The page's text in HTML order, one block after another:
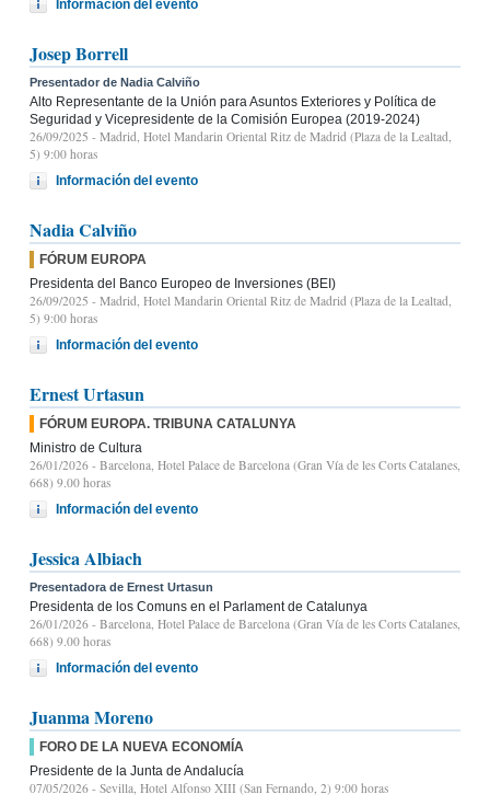
Información del evento
Josep Borrell
Presentador de Nadia Calviño
Alto Representante de la Unión para Asuntos Exteriores y Política de
Seguridad y Vicepresidente de la Comisión Europea (2019-2024)
26/09/2025 - Madrid, Hotel Mandarin Oriental Ritz de Madrid (Plaza de la Lealtad,
5) 9:00 horas
Información del evento
Nadia Calviño
FÓRUM EUROPA
Presidenta del Banco Europeo de Inversiones (BEI)
26/09/2025 - Madrid, Hotel Mandarin Oriental Ritz de Madrid (Plaza de la Lealtad,
5) 9:00 horas
Información del evento
Ernest Urtasun
FÓRUM EUROPA. TRIBUNA CATALUNYA
Ministro de Cultura
26/01/2026 - Barcelona, Hotel Palace de Barcelona (Gran Vía de les Corts Catalanes,
668) 9.00 horas
Información del evento
Jessica Albiach
Presentadora de Ernest Urtasun
Presidenta de los Comuns en el Parlament de Catalunya
26/01/2026 - Barcelona, Hotel Palace de Barcelona (Gran Vía de les Corts Catalanes,
668) 9.00 horas
Información del evento
Juanma Moreno
FORO DE LA NUEVA ECONOMÍA
Presidente de la Junta de Andalucía
07/05/2026 - Sevilla, Hotel Alfonso XIII (San Fernando, 2) 9:00 horas